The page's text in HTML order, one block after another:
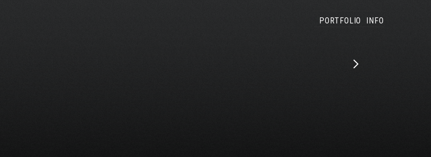
PORTFOLIO INFO